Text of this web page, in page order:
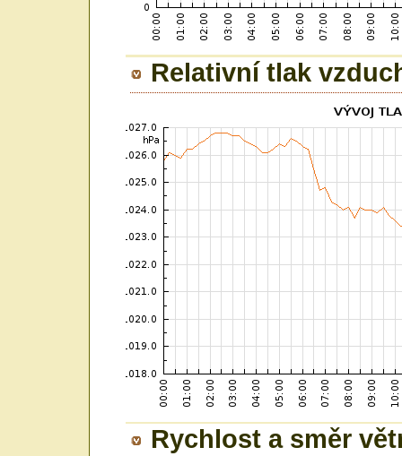
Relativní tlak
Rychlost a směr